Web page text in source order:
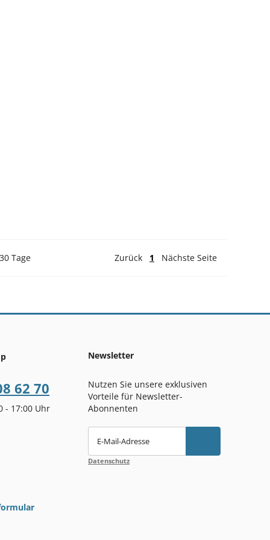
Tage Zurück 1 Nächste Seite
62 70
- 17:00 Uhr
Newsletter
Nutzen Sie unsere exklusiven
Vorteile für Newsletter-
Abonnenten
E-Mail-Adresse
Datenschutz